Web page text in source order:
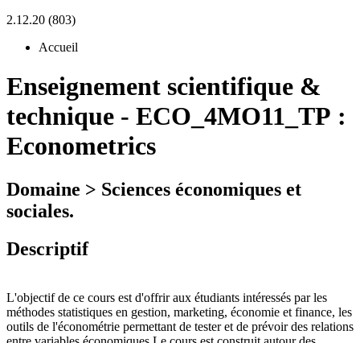
2.12.20 (803)
Accueil
Enseignement scientifique &
technique - ECO_4MO11_TP :
Econometrics
Domaine > Sciences économiques et
sociales.
Descriptif
L'objectif de ce cours est d'offrir aux étudiants intéressés par les
méthodes statistiques en gestion, marketing, économie et finance, les
outils de l'économétrie permettant de tester et de prévoir des relations